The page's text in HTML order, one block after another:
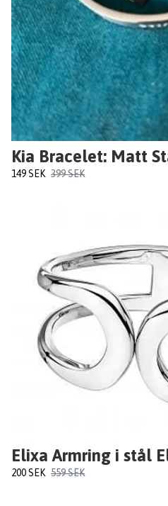
Kia Bracelet: Matt
149 SEK 399 SEK
Elixa Armring i stål
200 SEK 559 SEK